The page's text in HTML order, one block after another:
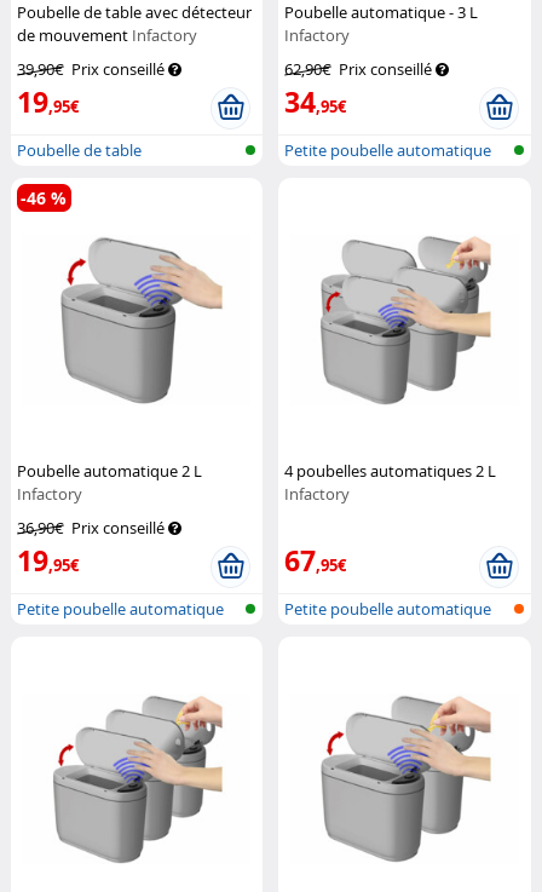
Poubelle de table avec détecteur
de mouvement Infactory
39,90€ Prix conseillé
19,95€
Poubelle de table
Poubelle automatique - 3 L
Infactory
62,90€ Prix conseillé
34,95€
Petite poubelle automatique
Poubelle automatique 2 L
Infactory
36,90€ Prix conseillé
19,95€
-46 %
Petite poubelle automatique
4 poubelles automatiques 2 L
Infactory
67,95€
Petite poubelle automatique